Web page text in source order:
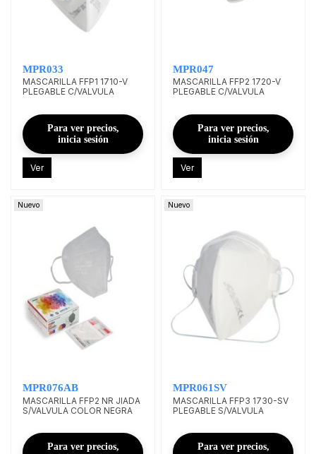
MPR033
MASCARILLA FFP1 1710-V
PLEGABLE C/VALVULA
Para ver precios,
inicia sesión
Ver
MPR047
MASCARILLA FFP2 1720-V
PLEGABLE C/VALVULA
Para ver precios,
inicia sesión
Ver
Nuevo
MPR076AB
MASCARILLA FFP2 NR JIADA
S/VALVULA COLOR NEGRA
Para ver precios,
Nuevo
MPR061SV
MASCARILLA FFP3 1730-SV
PLEGABLE S/VALVULA
Para ver precios,